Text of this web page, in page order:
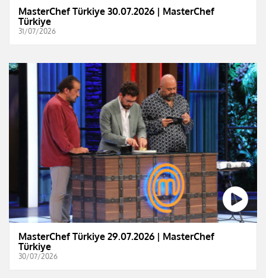
MasterChef Türkiye 30.07.2026 | MasterChef
Türkiye
31/07/2026
MasterChef Türkiye 29.07.2026 | MasterChef
Türkiye
30/07/2026